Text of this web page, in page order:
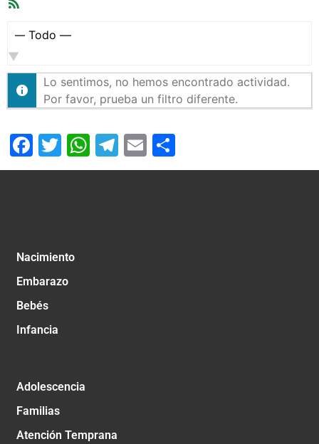
Mostrar:
Lo sentimos, no hemos encontrado actividad.
Por favor, prueba un filtro diferente.
Facebook
Twitter
WhatsApp
Telegram
Email
Nacimiento
Embarazo
Bebés
Infancia
Adolescencia
Familias
Atención Temprana